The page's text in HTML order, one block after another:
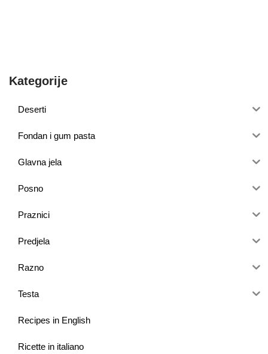
Kategorije
Deserti
Fondan i gum pasta
Glavna jela
Posno
Praznici
Predjela
Razno
Testa
Recipes in English
Ricette in italiano